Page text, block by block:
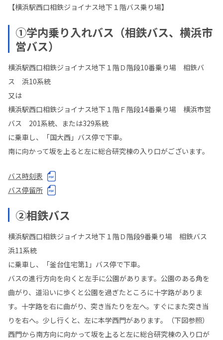
【横浜駅西口相鉄ジョイナス地下１階バス乗り場】
①学内乗り入れバス（相鉄バス、横浜市
営バス）
横浜駅西口相鉄ジョイナス地下１階Ｄ階段10番乗り場 相鉄バ
ス 浜10系統
又は
横浜駅西口相鉄ジョイナス地下１階Ｆ階段14番乗り場 横浜市営
バス 201系統、または329系統
に乗車し、「国大西」バス停で下車。
南に向かって坂を上ると左に総合研究棟の入り口がございます。
バス時刻表
バス停留所
②相鉄バス
横浜駅西口相鉄ジョイナス地下１階Ｄ階段9番乗り場 相鉄バス
浜11系統
に乗車し、「釜台住宅第1」バス停で下車。
バスの進行方向を向くと左手に公園があります。公園のある角を
曲がり、道沿いに歩くと公園を過ぎたところに十字路がありま
す。十字路を右に曲がり、突き当たりを左へ。すぐにまた突き当
りを右へ。少し行くと、左に本学西門があります。（下図参照）
西門から南方向に向かって坂を上ると左に総合研究棟の入り口が